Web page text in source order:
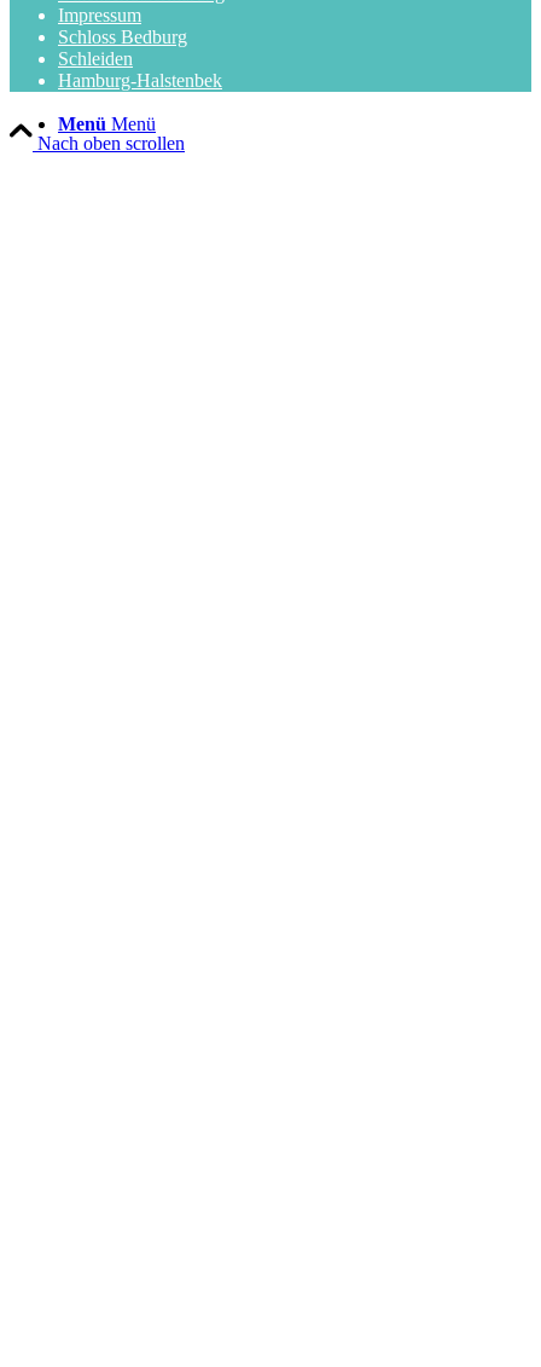
Menü Menü
Impressum
Schloss Bedburg
Schleiden
Hamburg-Halstenbek
Nach oben scrollen